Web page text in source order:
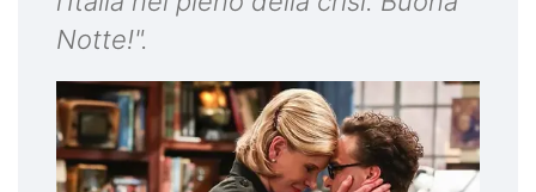
Notte!".